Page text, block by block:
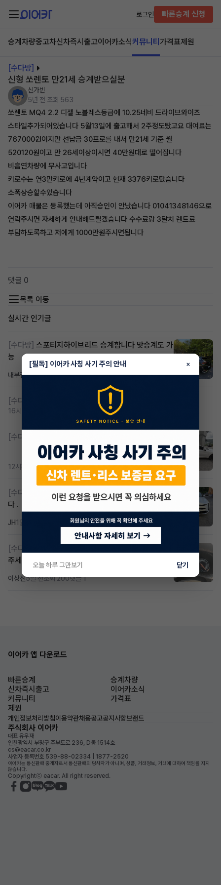
로그인 빠른승계 신청
승계차량중고차신차즉시출고이어카소식커뮤니티 가격표제원
[수다방]
신형 쏘렌토 만21세 승계받으실분
신가빈
5년 전 조회 563
쏘렌토 MQ4 2.2 디젤 노블레스등급에 10.25네비 드라이브와이즈
스타일추가되어있습니다 5월13일에 출고해서 2주정도탔고요 대여료는
767000원이지만 선납금 30프로를 내서 만21세 기준 월
520120원이고 만 26세이상이시면 40만원대로 떨어집니다
비흡연차량에 무사고입니다
키로수는 연3만키로에 4년계약이고 현재 3376키로탔습니다
소폭상승할수있습니다
이어카 매물은 등록했는데 아직승인이 안났습니다 01041348146으로
연락주시면 자세하게 안내해드릴겠습니다 수수료랑 3달치 렌트료
부담하도록하고 저에게 1000만원주시면됩니다
댓글 0
목록 이동
실시간 인기글
[수다방] 스포티지하이브리드 승계합니다 맞승계도 가
능
내부결재7시간 전조회 845댓글 1
[수다방] 저신용 무심사 or 신차 렌트 찾으시는분!!
16시간 전
[수다방]
12시간 전 조회 418댓글 3
[수다방]
다 .
JH1일 전 댓글 2
[수다방]
주세요
이상진5일 전조회 200댓글 1
이어카 앱 다운로드
빠른승계
승계차량
신차즉시출고
이어카소식
커뮤니티
가격표
제원
개인정보처리방침이용약관채용공고공지사항브랜드
주식회사 이어카
대표 유우재
인천광역시 부평구 주부토로 236, D동 1514호
cs@eacar.co.kr
사업자 등록번호 539-88-02334 | 1877-2520
이어카는 통신판매 중개자로서 통신판매의 당사자가 아니며, 상품, 거래정보, 거래에 대하여 책임을 지지
않습니다.
Copyrightⓒ eacar. All right reserved.
[필독] 이어카 사칭 사기 주의 안내 ×
오늘 하루 그만보기 닫기